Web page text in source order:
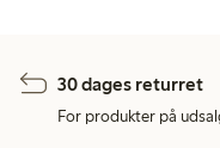
30 dages returret
For produkter på